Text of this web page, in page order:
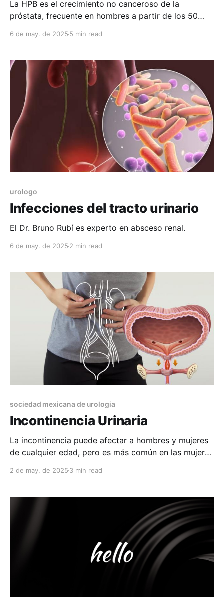
La HPB es el crecimiento no canceroso de la
próstata, frecuente en hombres a partir de los 50
orina y afectar significativamente la calidad de vida.
6 de may. de 2025 5 min read
urologo
Infecciones del tracto urinario
El Dr. Bruno Rubí es experto en absceso renal.
6 de may. de 2025 2 min read
sociedad mexicana de urologia
Incontinencia Urinaria
La incontinencia puede afectar a hombres y mujeres
de cualquier edad, pero es más común en las mujeres
2 de may. de 2025 3 min read